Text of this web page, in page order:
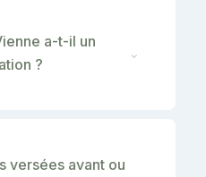
a-t-il un
?
⌄
versées avant ou